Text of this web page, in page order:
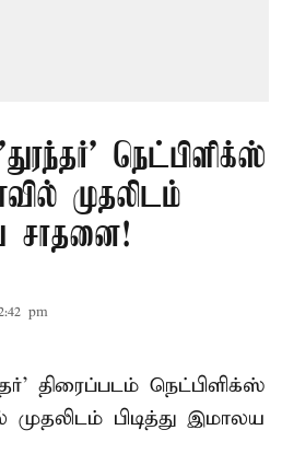
நெட்பிளிக்ஸ்
முதலிடம்
சாதனை!
pm
திரைப்படம் நெட்பிளிக்ஸ்
பிடித்து இமாலய